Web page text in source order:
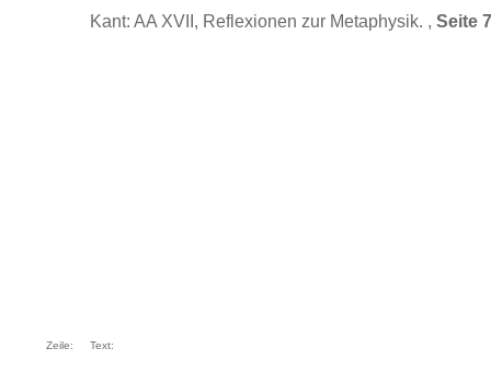
Kant: AA XVII, Reflexionen zur Metaphysik. , Seite
Zeile: Text: